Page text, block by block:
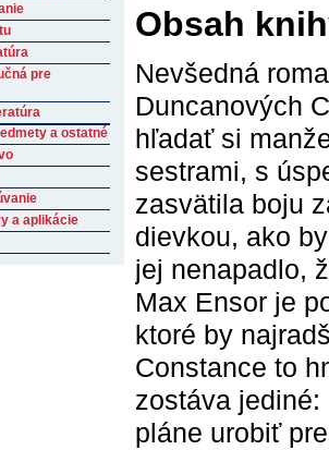
Obsah
Nevšedná
Duncanových
hľadať si
sestrami, s
zasvätila boju
dievkou, ako
jej nenapadlo,
Max Ensor je
ktoré by
Constance to
zostáva
pláne urobiť
pre
a ostatné
a aplikácie